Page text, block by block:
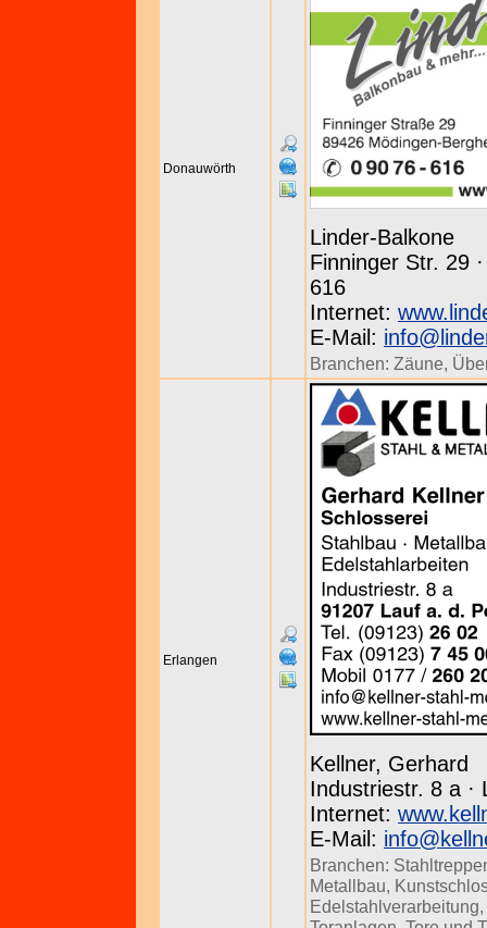
Donauwörth
Linder-Balkone
Finninger Str. 29
616
Internet:
E-Mail:
Branchen: Zäune,
Erlangen
Kellner, Gerhard
Industriestr. 8 a ·
Internet:
E-Mail:
Branchen:
Metallbau,
Edelstahlverarbeitung,